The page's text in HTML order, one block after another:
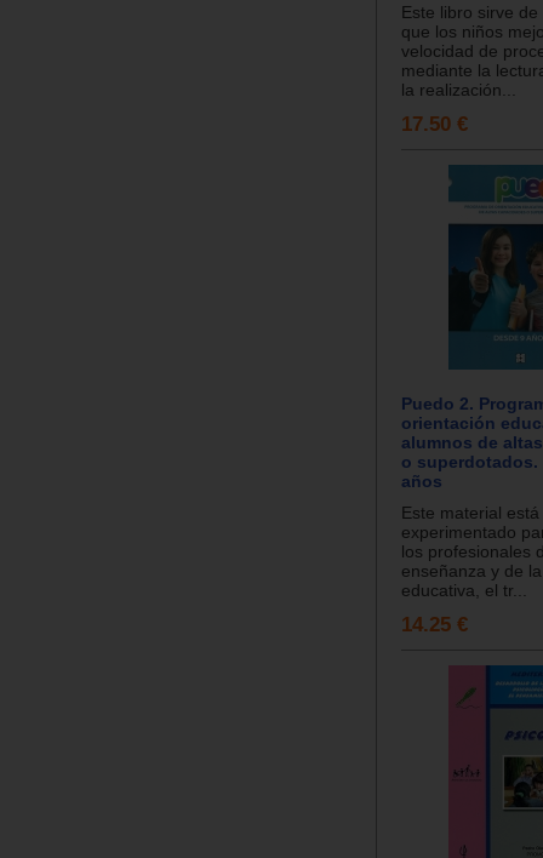
Este libro sirve
que los niños
velocidad de
mediante la
la realización...
17.50 €
Puedo 2.
orientación
alumnos de
o superdotados.
años
Este material
experimentado
los profesionales
enseñanza y de
educativa, el tr...
14.25 €